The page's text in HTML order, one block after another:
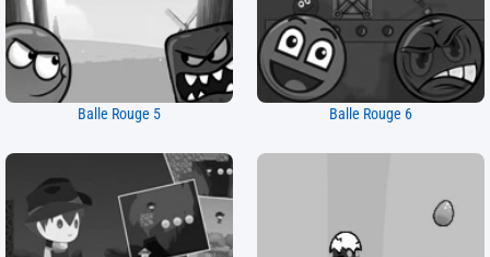
Balle Rouge 5 Balle Rouge 6